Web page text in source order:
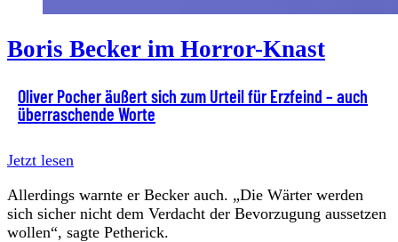
Boris Becker im Horror-Knast
Oliver Pocher äußert sich zum Urteil für Erzfeind – auch
überraschende Worte
Jetzt lesen
Allerdings warnte er Becker auch. „Die Wärter werden
sich sicher nicht dem Verdacht der Bevorzugung aussetzen
wollen“, sagte Petherick.